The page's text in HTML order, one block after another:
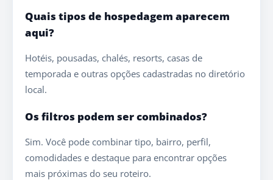
Quais tipos de hospedagem aparecem
aqui?
Hotéis, pousadas, chalés, resorts, casas de
temporada e outras opções cadastradas no diretório
local.
Os filtros podem ser combinados?
Sim. Você pode combinar tipo, bairro, perfil,
comodidades e destaque para encontrar opções
mais próximas do seu roteiro.